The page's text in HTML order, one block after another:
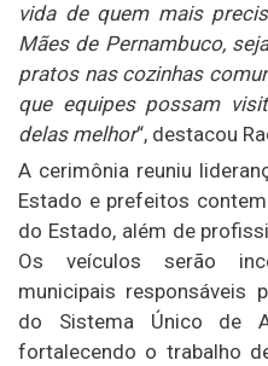
vida de quem mais
Mães de Pernambuco,
pratos nas cozinhas
que equipes possam
delas melhor“, destacou
A cerimônia reuniu
Estado e prefeitos
do Estado, além de
Os veículos serão
municipais responsáveis
do Sistema Único de
fortalecendo o trabalho